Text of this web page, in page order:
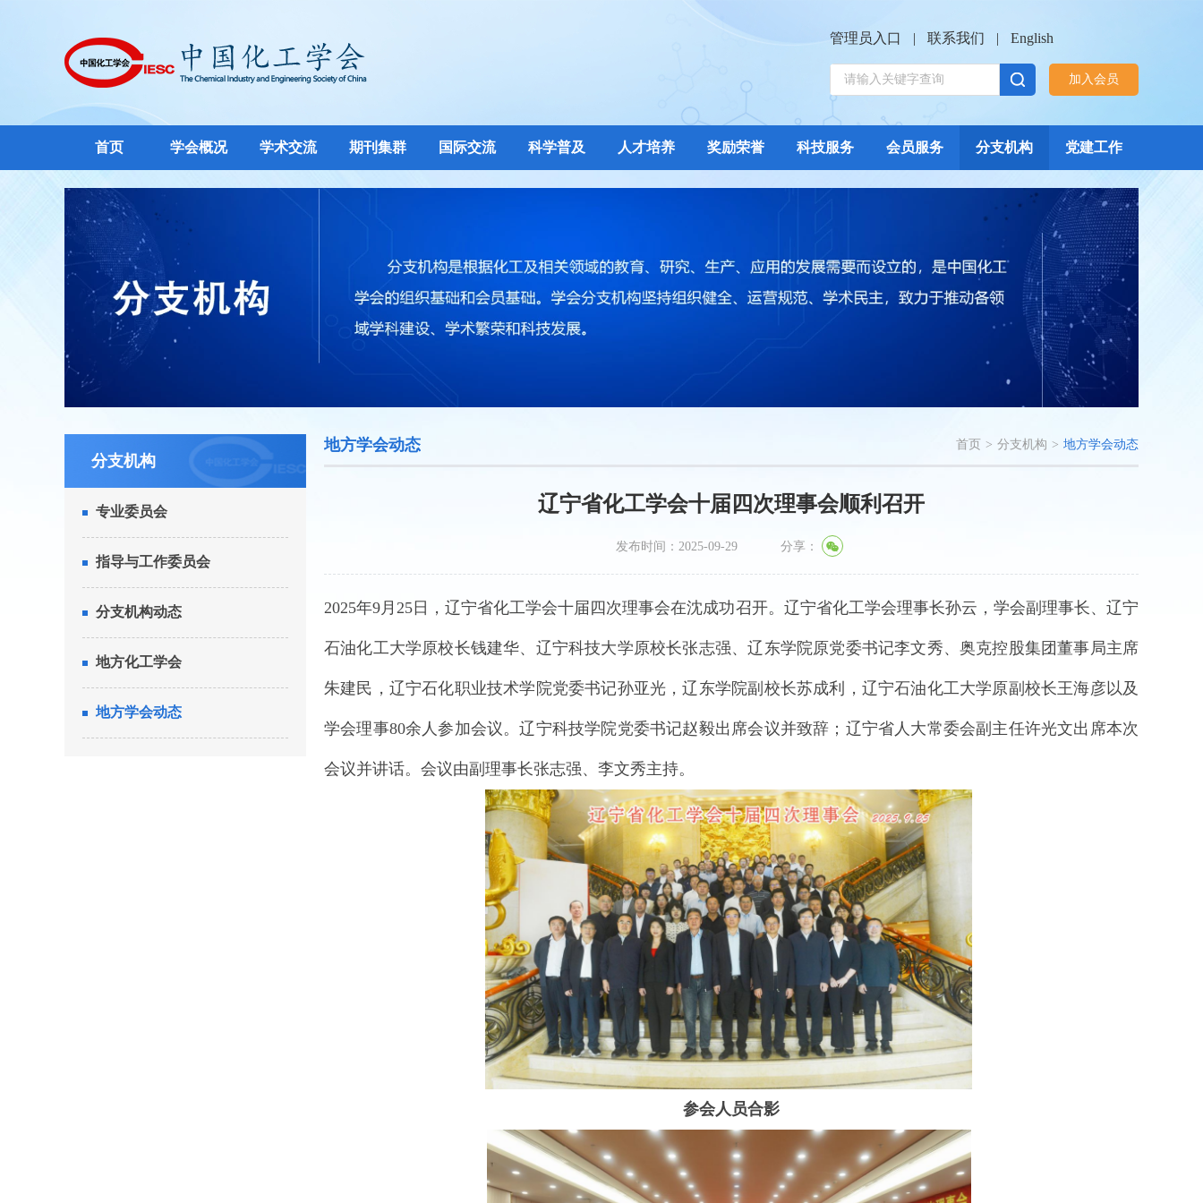
管理员入口 | 联系我们 | English
加入会员
首页 学会概况 学术交流 期刊集群 国际交流 科学普及 人才培养 奖励荣誉 科技服务 会员服务 分支机构 党建工作
分支机构
专业委员会
指导与工作委员会
分支机构动态
地方化工学会
地方学会动态
地方学会动态 首页 > 分支机构 > 地方学会动态
辽宁省化工学会十届四次理事会顺利召开
发布时间：2025-09-29 分享：
2025年9月25日，辽宁省化工学会十届四次理事会在沈成功召开。辽宁省化工学会理事长孙云，学会副理事长、辽宁
石油化工大学原校长钱建华、辽宁科技大学原校长张志强、辽东学院原党委书记李文秀、奥克控股集团董事局主席
朱建民，辽宁石化职业技术学院党委书记孙亚光，辽东学院副校长苏成利，辽宁石油化工大学原副校长王海彦以及
学会理事80余人参加会议。辽宁科技学院党委书记赵毅出席会议并致辞；辽宁省人大常委会副主任许光文出席本次
会议并讲话。会议由副理事长张志强、李文秀主持。
参会人员合影